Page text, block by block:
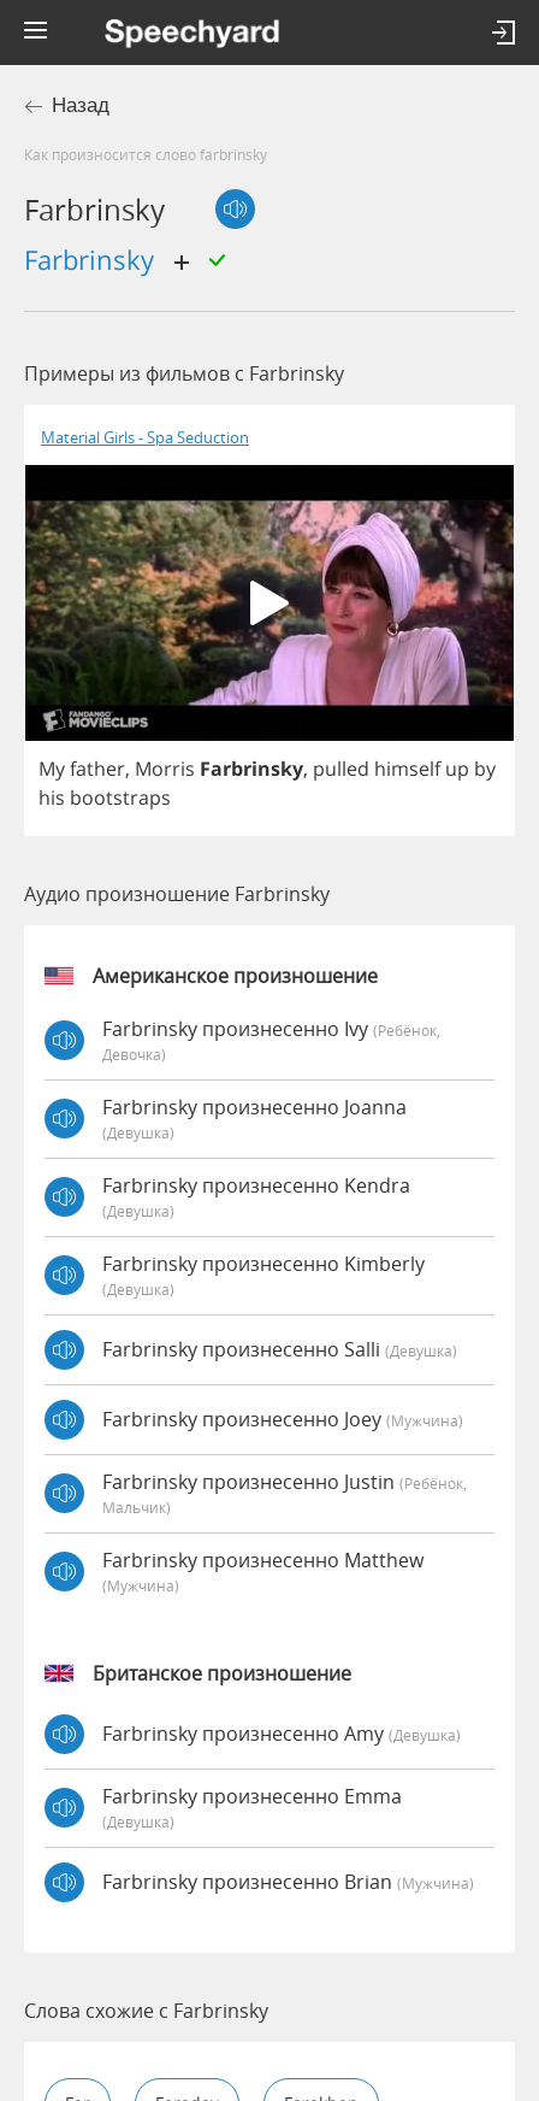
Назад
Как произносится слово farbrinsky
Farbrinsky
farbrinsky
Примеры из фильмов c Farbrinsky
Material Girls - Spa Seduction
Myfather, Morris Farbrinsky, pulled himself up by
his bootstraps
Аудио произношение Farbrinsky
Американское произношение
Farbrinsky произнесенно Ivy (Ребёнок,
Девочка)
Farbrinsky произнесенно Joanna
(девушка)
Farbrinsky произнесенно Kendra
(девушка)
Farbrinsky произнесенно Kimberly
(девушка)
Farbrinsky произнесенно Salli (девушка)
Farbrinsky произнесенно Joey (мужчина)
Farbrinsky произнесенно Justin (Ребёнок,
Мальчик)
Farbrinsky произнесенно Matthew
(мужчина)
Британское произношение
Farbrinsky произнесенно Amy (девушка)
Farbrinsky произнесенно Emma
(девушка)
Farbrinsky произнесенно Brian (мужчина)
Слова схожие с Farbrinsky